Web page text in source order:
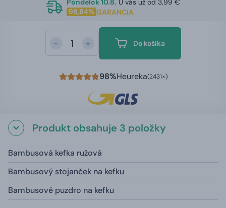
Pondelok 10.8. U vás už od 3,99 €
98,84% GARANCIA
- + Do košíka
98%Heureka(2431×)
Produkt obsahuje 3 položky
Bambusová kefka ružová
Bambusový stojanček na kefku
Bambusové puzdro na kefku